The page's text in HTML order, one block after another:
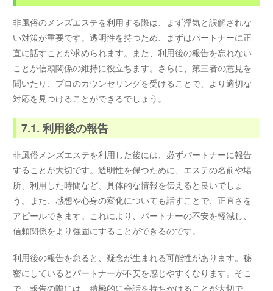
非風俗のメンズエステを利用する際は、まず浮気と誤解されな
い対策が重要です。透明性を持つため、まずはパートナーに正
直に話すことが求められます。また、利用後の報告を忘れない
ことが信頼関係の維持に役立ちます。さらに、第三者の意見を
聞いたり、プロのカウンセリングを受けることで、より適切な
対応を見つけることができるでしょう。
7.1. 利用後の報告
非風俗メンズエステを利用した後には、必ずパートナーに報告
することが大切です。透明性を保つために、エステの名前や場
所、利用した時間など、具体的な情報を伝えると良いでしょ
う。また、感想や心身の変化についても話すことで、正直さを
アピールできます。これにより、パートナーの不安を軽減し、
信頼関係をより強固にすることができるのです。
利用後の報告を怠ると、疑念が生まれる可能性があります。秘
密にしているとパートナーが不安を感じやすくなります。そこ
で、報告の際には、積極的に会話を持ちかけることが大切で